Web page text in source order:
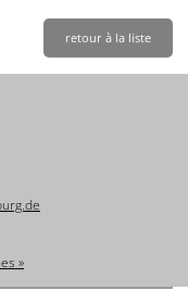
retour à la liste
»